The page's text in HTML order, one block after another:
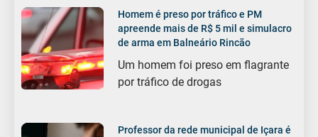
Homem é preso por tráfico e PM
apreende mais de R$ 5 mil e simulacro
de arma em Balneário Rincão
Um homem foi preso em flagrante
por tráfico de drogas
Professor da rede municipal de Içara é